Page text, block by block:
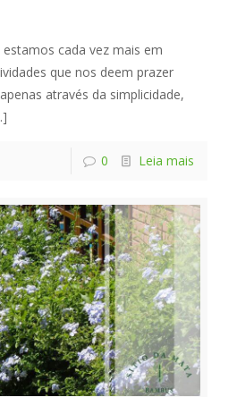
cada vez mais em
que nos deem prazer
através da simplicidade,
0 Leia mais